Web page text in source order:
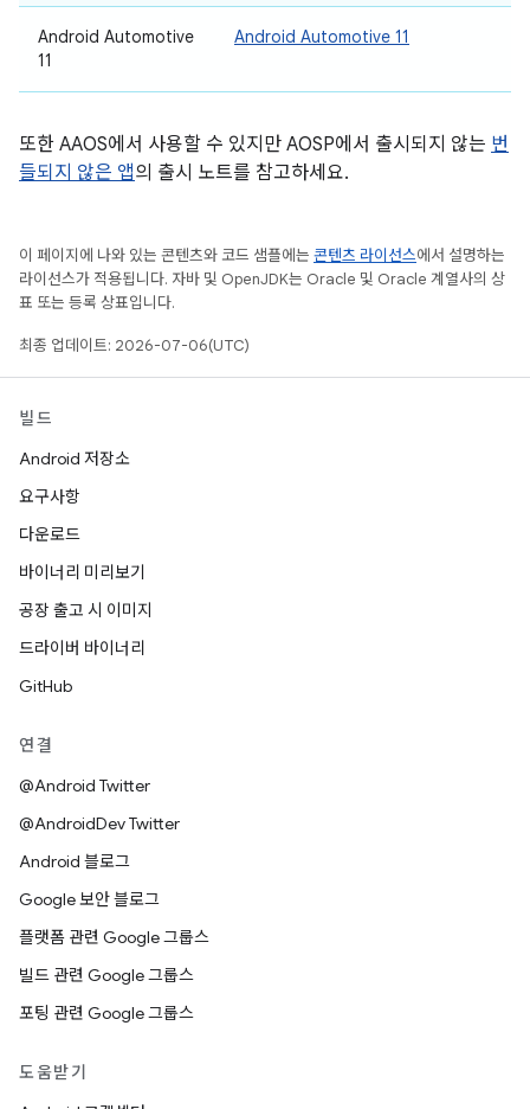
Android Automotive
11
Android Automotive 11
또한 AAOS에서 사용할 수 있지만 AOSP에서 출시되지 않는 번
들되지 않은 앱의 출시 노트를 참고하세요.
이 페이지에 나와 있는 콘텐츠와 코드 샘플에는 콘텐츠 라이선스에서 설명하는
라이선스가 적용됩니다. 자바 및 OpenJDK는 Oracle 및 Oracle 계열사의 상
표 또는 등록 상표입니다.
최종 업데이트: 2026-07-06(UTC)
빌드
Android 저장소
요구사항
다운로드
바이너리 미리보기
공장 출고 시 이미지
드라이버 바이너리
GitHub
연결
@Android Twitter
@AndroidDev Twitter
Android 블로그
Google 보안 블로그
플랫폼 관련 Google 그룹스
빌드 관련 Google 그룹스
포팅 관련 Google 그룹스
도움받기